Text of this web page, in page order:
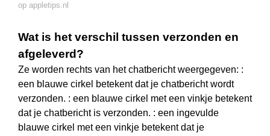
op appletips.nl
Wat is het verschil tussen verzonden en
afgeleverd?
Ze worden rechts van het chatbericht weergegeven: :
een blauwe cirkel betekent dat je chatbericht wordt
verzonden. : een blauwe cirkel met een vinkje betekent
dat je chatbericht is verzonden. : een ingevulde
blauwe cirkel met een vinkje betekent dat je